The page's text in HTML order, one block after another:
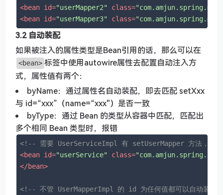
<bean id="userMapper2" class=
<bean id="userMapper3" class=
3.2 自动装配
如果被注入的属性类型是Bean引用的话，那么可以在
<bean> 标签中使用autowire属性去配置自动注入方
式，属性值有两个：
byName：通过属性名自动装配，即去匹配 setXxx
与 id=“xxx”（name=“xxx"）是否一致
byType：通过 Bean 的类型从容器中匹配，匹配出
多个相同 Bean 类型时，报错
<!-- 需要 UserServiceImpl 有 setUserMapper 方法， 有
<bean id="userService" class=
</bean>
<!-- 不管 UserMapperImpl 的 id 为任何值都可以自动装配